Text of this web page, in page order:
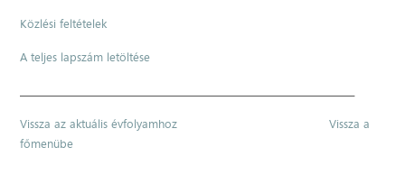
Közlési feltételek
A teljes lapszám letöltése
Vissza az aktuális évfolyamhoz
Vissza a
főmenübe